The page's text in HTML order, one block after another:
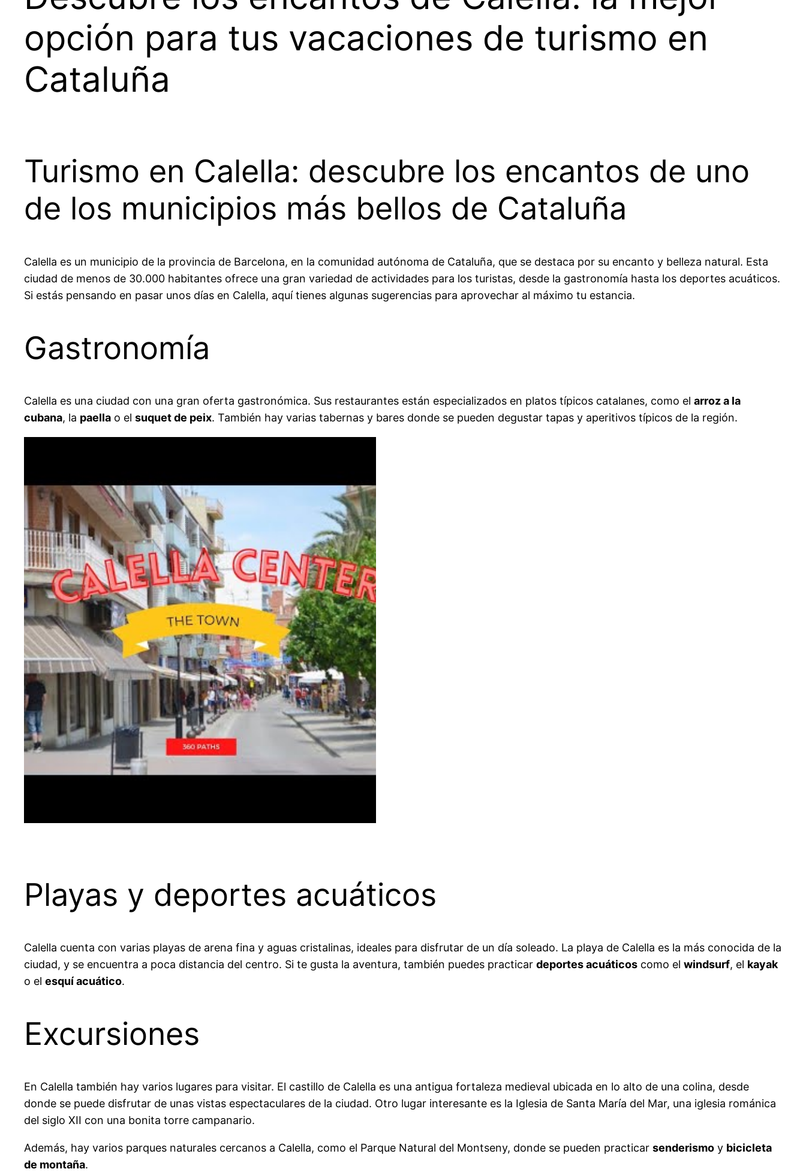
opción para tus vacaciones de turismo en
Cataluña
Turismo en Calella: descubre los encantos de uno
de los municipios más bellos de Cataluña
Calella es un municipio de la provincia de Barcelona, en la comunidad autónoma de Cataluña, que se destaca por su encanto y belleza natural. Esta
ciudad de menos de 30.000 habitantes ofrece una gran variedad de actividades para los turistas, desde la gastronomía hasta los deportes acuáticos.
Si estás pensando en pasar unos días en Calella, aquí tienes algunas sugerencias para aprovechar al máximo tu estancia.
Gastronomía
Calella es una ciudad con una gran oferta gastronómica. Sus restaurantes están especializados en platos típicos catalanes, como el arroz a la
cubana, la paella o el suquet de peix. También hay varias tabernas y bares donde se pueden degustar tapas y aperitivos típicos de la región.
Playas y deportes acuáticos
Calella cuenta con varias playas de arena fina y aguas cristalinas, ideales para disfrutar de un día soleado. La playa de Calella es la más conocida de la
ciudad, y se encuentra a poca distancia del centro. Si te gusta la aventura, también puedes practicar deportes acuáticos como el windsurf, el kayak
o el esquí acuático.
Excursiones
En Calella también hay varios lugares para visitar. El castillo de Calella es una antigua fortaleza medieval ubicada en lo alto de una colina, desde
donde se puede disfrutar de unas vistas espectaculares de la ciudad. Otro lugar interesante es la Iglesia de Santa María del Mar, una iglesia románica
del siglo XII con una bonita torre campanario.
Además, hay varios parques naturales cercanos a Calella, como el Parque Natural del Montseny, donde se pueden practicar senderismo y bicicleta
de montaña.